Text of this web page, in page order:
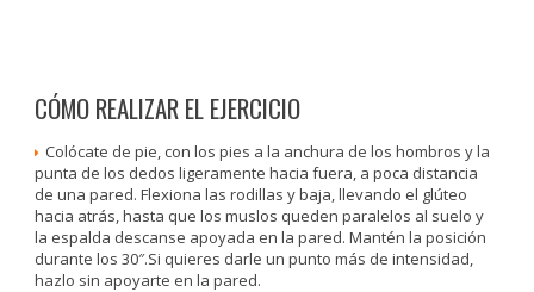
CÓMO REALIZAR EL EJERCICIO
Colócate de pie, con los pies a la anchura de los hombros y la
punta de los dedos ligeramente hacia fuera, a poca distancia
de una pared. Flexiona las rodillas y baja, llevando el glúteo
hacia atrás, hasta que los muslos queden paralelos al suelo y
la espalda descanse apoyada en la pared. Mantén la posición
durante los 30″.Si quieres darle un punto más de intensidad,
hazlo sin apoyarte en la pared.